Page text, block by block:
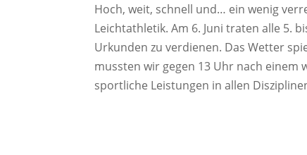
Hoch, weit, schnell und… ein wenig
Leichtathletik. Am 6. Juni traten alle 5.
Urkunden zu verdienen. Das Wetter
mussten wir gegen 13 Uhr nach einem
sportliche Leistungen in allen